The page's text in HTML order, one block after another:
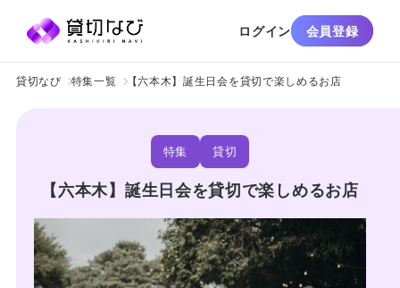
ログイン 会員登録
貸切なび 特集一覧 【六本木】誕生日会を貸切で楽しめるお店
特集 貸切
【六本木】誕生日会を貸切で楽しめるお店